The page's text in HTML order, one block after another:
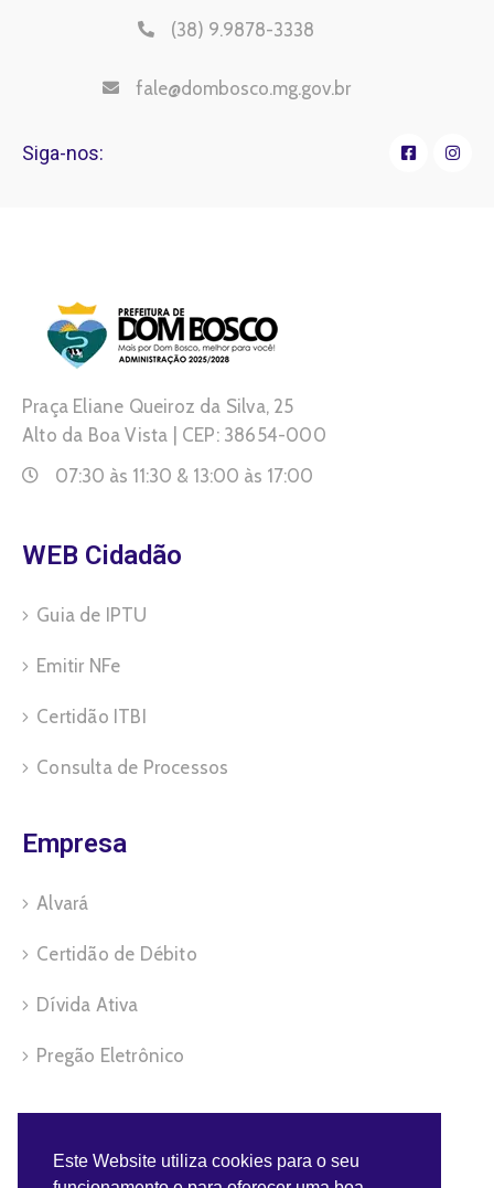
(38) 9.9878-3338
fale@dombosco.mg.gov.br
Siga-nos:
Praça Eliane Queiroz da Silva, 25
Alto da Boa Vista | CEP: 38654-000
07:30 às 11:30 & 13:00 às 17:00
WEB Cidadão
Guia de IPTU
Emitir NFe
Certidão ITBI
Consulta de Processos
Empresa
Alvará
Certidão de Débito
Dívida Ativa
Pregão Eletrônico
Este Website utiliza cookies para o seu